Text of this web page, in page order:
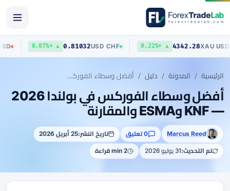
4342.28
▲ +0.22%
USD/
0.81032
▲ +0.07%
/
الرئيسية المدونة دليل أفضل وسطاء الفوركس في بولندا 2026 — KNF وESMA والمقارنة
أفضل وسطاء الفوركس في بولندا 2026
— KNF وESMA والمقارنة
Marcus Reed 0 تعليق تاريخ النشر:25 أبريل 2026
تم التحديث:31 يوليو 2026 2 min قراءة